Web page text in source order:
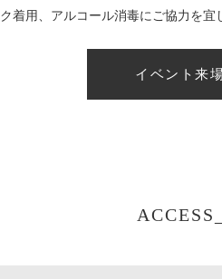
着用、アルコール消毒にご協力を宜
イベント来